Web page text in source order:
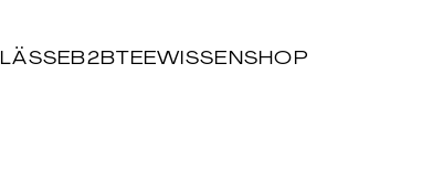
B2BTEEWISSENSHOP